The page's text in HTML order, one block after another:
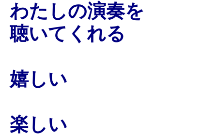
わたしの演奏を
聴いてくれる
嬉しい
楽しい